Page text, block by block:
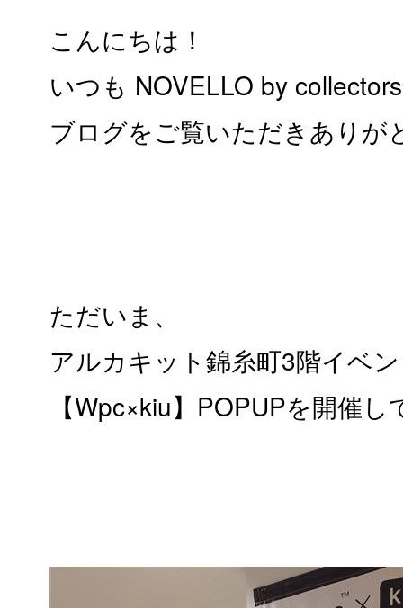
こんにちは！
いつも NOVELLO by
ブログをご覧いただきありが
ただいま、
アルカキット錦糸町3階イベ
【Wpc×kiu】POPUPを開催